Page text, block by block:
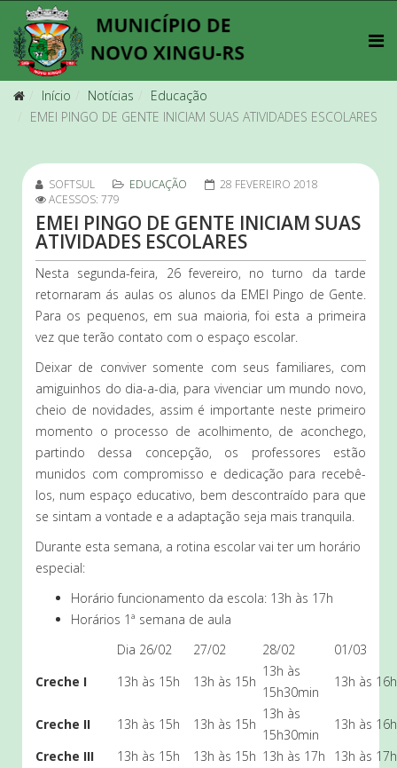
Início Notícias
Educação
EMEI PINGO DE GENTE INICIAM SUAS ATIVIDADES ESCOLARES
SOFTSUL EDUCAÇÃO
28 FEVEREIRO 2018
ACESSOS: 779
EMEI PINGO DE GENTE INICIAM SUAS
ATIVIDADES ESCOLARES
Nesta segunda-feira, 26 fevereiro, no turno da tarde
retornaram ás aulas os alunos da EMEI Pingo de Gente.
Para os pequenos, em sua maioria, foi esta a primeira
vez que terão contato com o espaço escolar.
Deixar de conviver somente com seus familiares, com
amiguinhos do dia-a-dia, para vivenciar um mundo novo,
cheio de novidades, assim é importante neste primeiro
momento o processo de acolhimento, de aconchego,
partindo dessa concepção, os professores estão
munidos com compromisso e dedicação para recebê-
los, num espaço educativo, bem descontraído para que
se sintam a vontade e a adaptação seja mais tranquila.
Durante esta semana, a rotina escolar vai ter um horário
especial:
Horário funcionamento da escola: 13h às 17h
Horários 1ª semana de aula
Dia 26/02
27/02 28/02
01/03
Creche I
13h às 15h 13h às 15h
13h às
15h30min
13h às 16h
Creche II 13h às 15h 13h às 15h
13h às
15h30min
13h às 16h
Creche III
13h às 15h 13h às 15h 13h às 17h
13h às 17h